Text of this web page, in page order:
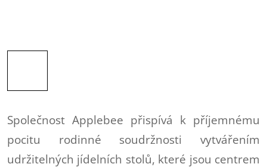
Společnost Applebee přispívá k příjemnému
pocitu rodinné soudržnosti vytvářením
udržitelných jídelních stolů, které jsou centrem